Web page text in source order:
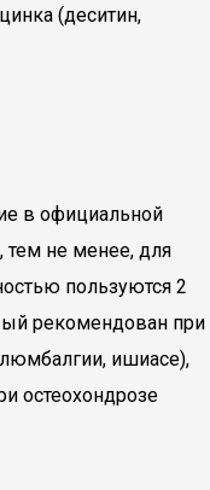
(деситин,
в официальной
тем не менее, для
пользуются 2
рекомендован при
ишиасе),
остеохондрозе